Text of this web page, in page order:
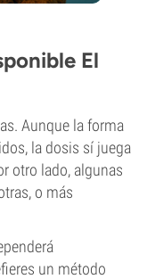
El
Aunque la forma
la dosis sí juega
otro lado, algunas
o más
un método